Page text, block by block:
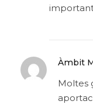
Àmbit
Moltes